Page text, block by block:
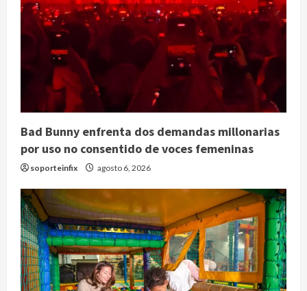
Bad Bunny enfrenta dos demandas millonarias
por uso no consentido de voces femeninas
soporteinfix agosto 6, 2026